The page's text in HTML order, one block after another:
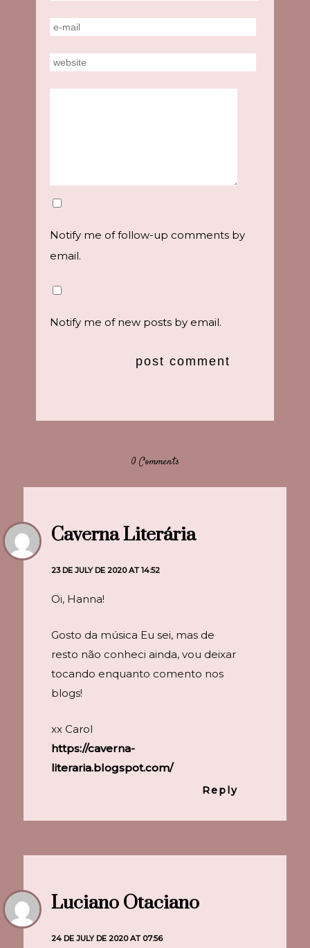
Notify me of follow-up comments by
email.
Notify me of new posts by email.
0 Comments
Caverna Literária
23 DE JULY DE 2020 AT 14:52
Oi, Hanna!
Gosto da música Eu sei, mas de
resto não conheci ainda, vou deixar
tocando enquanto comento nos
blogs!
xx Carol
https://caverna-
literaria.blogspot.com/
Reply
Luciano Otaciano
24 DE JULY DE 2020 AT 07:56